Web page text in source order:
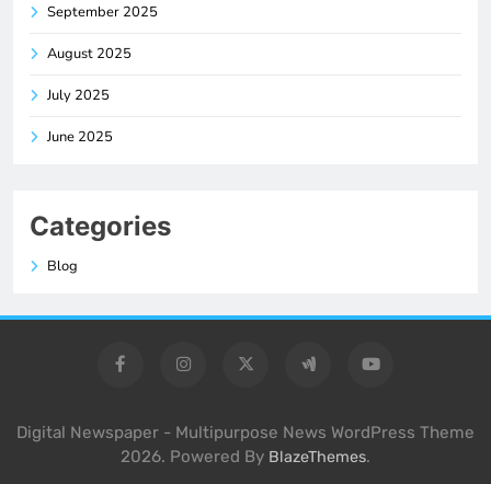
September 2025
August 2025
July 2025
June 2025
Categories
Blog
Digital Newspaper - Multipurpose News WordPress Theme
2026. Powered By BlazeThemes.